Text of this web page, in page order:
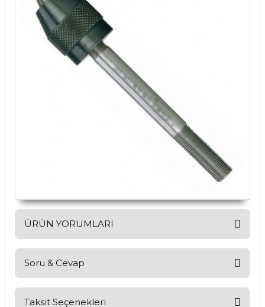
ÜRÜN YORUMLARI
Bu ürüne ilk yorumu siz yapın!
Soru & Cevap
Ürün hakkında henüz soru sorulmamış.
Taksit Seçenekleri